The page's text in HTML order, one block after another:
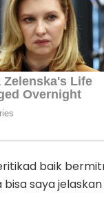
baik
saya